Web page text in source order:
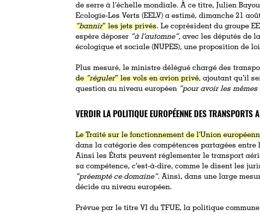
de serre à l’échelle mondiale. À ce titre, Julien
Ecologie-Les Verts (EELV) a estimé, dimanche 21
“bannir” les jets privés. Le coprésident du groupe
espère déposer “à l’automne“,avec les députés de
écologique et sociale (NUPES), une proposition de
Plus mesuré, le ministre délégué chargé des
de “réguler” les vols en avion privé, ajoutant qu’il
question au niveau européen “pour avoir les
VERDIR LA POLITIQUE EUROPÉENNE DES TRANSPORTS
Le Traité sur le fonctionnement de l’Union
dans la catégorie des compétences partagées entre
Ainsi les États peuvent réglementer le transport
sa compétence, c’est-à-dire, comme le disent les
“préempté ce domaine”. Ainsi, dans une large
décide au niveau européen.
Prévue par le titre VI du TFUE, la politique